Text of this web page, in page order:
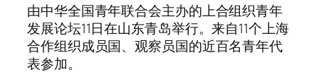
由中华全国青年联合会主办的上合组织青年
发展论坛11日在山东青岛举行。来自11个上海
合作组织成员国、观察员国的近百名青年代
表参加。